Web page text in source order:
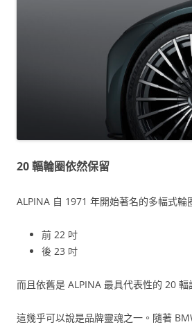
20 輻輪圈依然保留
ALPINA 自 1971 年開始著名的多幅式輪
前 22 吋
後 23 吋
而且依舊是 ALPINA 最具代表性的 20 輻
這幾乎可以說是品牌靈魂之一。隨著